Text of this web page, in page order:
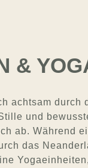
&
achtsam durch
und
ab. Während
das
Yogaeinheiten,